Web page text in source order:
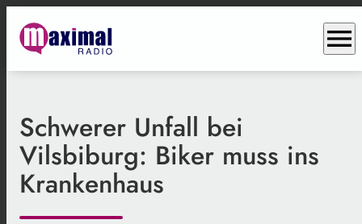
menu
Schwerer Unfall bei
Vilsbiburg: Biker muss ins
Krankenhaus